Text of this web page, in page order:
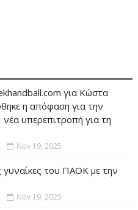
για Κώστα
η απόφαση για την
υπερεπιτροπή για τη
Nov 19, 2025
γυναίκες του ΠΑΟΚ με την
Nov 19, 2025